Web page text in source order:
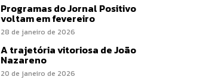
Programas do Jornal Positivo
voltam em fevereiro
28 de janeiro de 2026
A trajetória vitoriosa de João
Nazareno
20 de janeiro de 2026